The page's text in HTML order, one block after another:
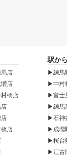
店
店
橋店
店
駅か
▶練馬
▶中村
▶富士
▶練馬
▶石神
▶成増
▶桜台
▶江古